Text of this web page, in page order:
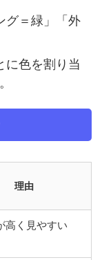
グ＝緑」「外
に色を割り当
理由
高く見やすい